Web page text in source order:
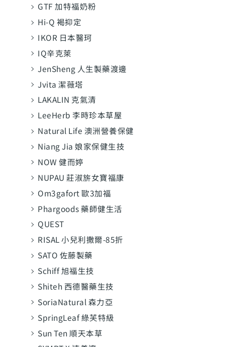
GTF 加特福奶粉
Hi-Q 褐抑定
IKOR 日本醫珂
IQ辛克萊
JenSheng 人生製藥渡邊
Jvita 潔薇塔
LAKALIN 克氣清
LeeHerb 李時珍本草屋
Natural Life 澳洲營養保健
Niang Jia 娘家保健生技
NOW 健而婷
NUPAU 莊淑旂女寶福康
Om3gafort 歐3加福
Phargoods 藥師健生活
QUEST
RISAL 小兒利撒爾-85折
SATO 佐藤製藥
Schiff 旭福生技
Shiteh 西德醫藥生技
SoriaNatural 森力亞
SpringLeaf 綠芙特級
Sun Ten 順天本草